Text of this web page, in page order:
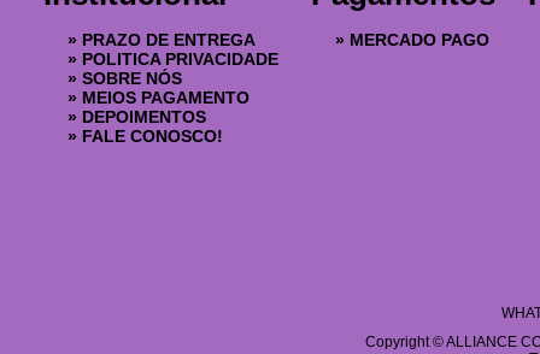
» PRAZO DE ENTREGA
» POLITICA PRIVACIDADE
» SOBRE NÓS
» MEIOS PAGAMENTO
» DEPOIMENTOS
» FALE CONOSCO!
» MERCADO PAGO
Copyright © ALLIANCE